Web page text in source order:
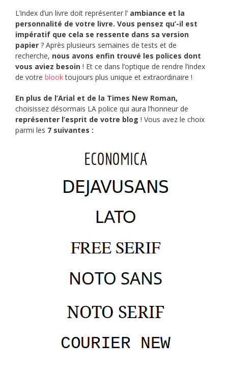
L’index d’un livre doit représenter l’ ambiance et la
personnalité de votre livre. Vous pensez qu’-il est
impératif que cela se ressente dans sa version
papier ? Après plusieurs semaines de tests et de
recherche, nous avons enfin trouvé les polices dont
vous aviez besoin ! Et ce dans l’optique de rendre l’index
de votre blooktoujours plus unique et extraordinaire !
En plus de l’Arial et de la Times New Roman,
choisissez désormais LA police qui aura l’honneur de
représenter l’esprit de votre blog ! Vous avez le choix
parmi les 7 suivantes :